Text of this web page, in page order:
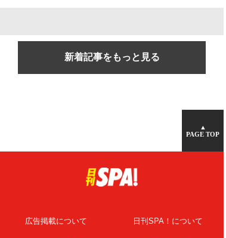
新着記事をもっと見る
▲
PAGE TOP
広告掲載について 日刊SPA！について